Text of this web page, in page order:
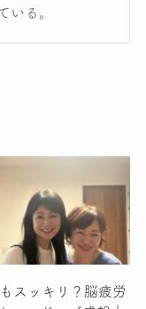
る。
スッキリ？脳疲労